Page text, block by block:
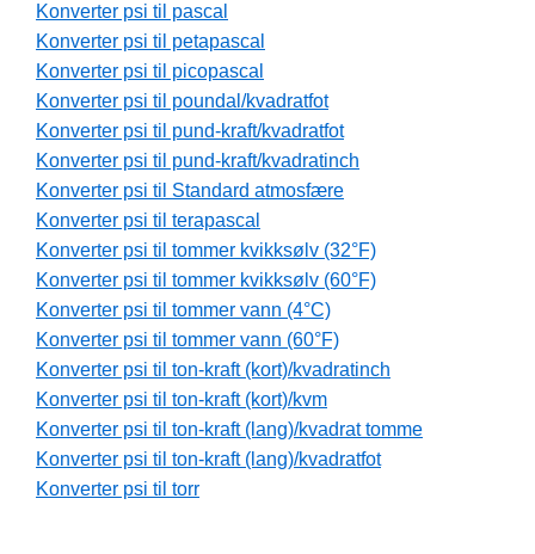
Konverter psi til pascal
Konverter psi til petapascal
Konverter psi til picopascal
Konverter psi til poundal/kvadratfot
Konverter psi til pund-kraft/kvadratfot
Konverter psi til pund-kraft/kvadratinch
Konverter psi til Standard atmosfære
Konverter psi til terapascal
Konverter psi til tommer kvikksølv (32°F)
Konverter psi til tommer kvikksølv (60°F)
Konverter psi til tommer vann (4°C)
Konverter psi til tommer vann (60°F)
Konverter psi til ton-kraft (kort)/kvadratinch
Konverter psi til ton-kraft (kort)/kvm
Konverter psi til ton-kraft (lang)/kvadrat tomme
Konverter psi til ton-kraft (lang)/kvadratfot
Konverter psi til torr